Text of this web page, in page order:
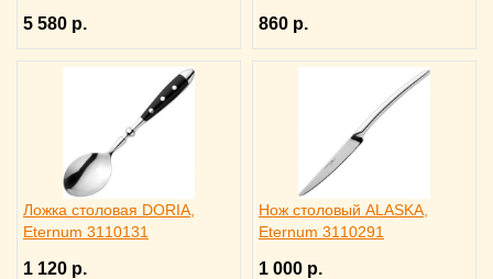
5 580 р. 860 р.
Ложка столовая DORIA,
Eternum 3110131
1 120 р.
Нож столовый ALASKA,
Eternum 3110291
1 000 р.